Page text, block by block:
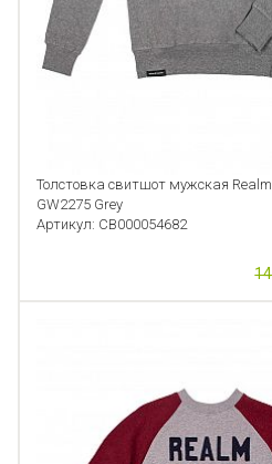
Толстовка свитшот мужская
GW2275 Grey
Артикул: CB000054682